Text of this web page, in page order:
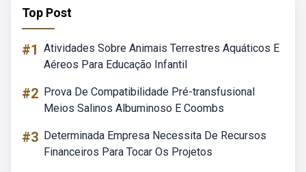
Top Post
#1 Atividades Sobre Animais Terrestres Aquáticos E
Aéreos Para Educação Infantil
#2 Prova De Compatibilidade Pré-transfusional
Meios Salinos Albuminoso E Coombs
#3 Determinada Empresa Necessita De Recursos
Financeiros Para Tocar Os Projetos